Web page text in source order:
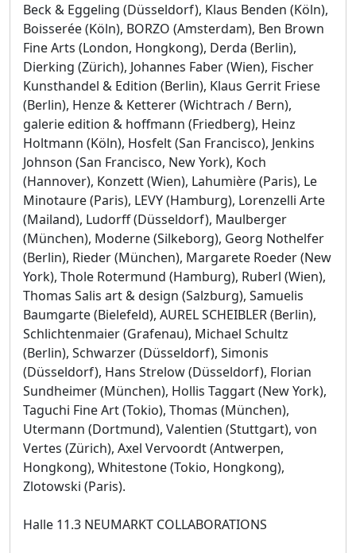
Beck & Eggeling (Düsseldorf), Klaus Benden (Köln),
Boisserée (Köln), BORZO (Amsterdam), Ben Brown
Fine Arts (London, Hongkong), Derda (Berlin),
Dierking (Zürich), Johannes Faber (Wien), Fischer
Kunsthandel & Edition (Berlin), Klaus Gerrit Friese
(Berlin), Henze & Ketterer (Wichtrach / Bern),
galerie edition & hoffmann (Friedberg), Heinz
Holtmann (Köln), Hosfelt (San Francisco), Jenkins
Johnson (San Francisco, New York), Koch
(Hannover), Konzett (Wien), Lahumière (Paris), Le
Minotaure (Paris), LEVY (Hamburg), Lorenzelli Arte
(Mailand), Ludorff (Düsseldorf), Maulberger
(München), Moderne (Silkeborg), Georg Nothelfer
(Berlin), Rieder (München), Margarete Roeder (New
York), Thole Rotermund (Hamburg), Ruberl (Wien),
Thomas Salis art & design (Salzburg), Samuelis
Baumgarte (Bielefeld), AUREL SCHEIBLER (Berlin),
Schlichtenmaier (Grafenau), Michael Schultz
(Berlin), Schwarzer (Düsseldorf), Simonis
(Düsseldorf), Hans Strelow (Düsseldorf), Florian
Sundheimer (München), Hollis Taggart (New York),
Taguchi Fine Art (Tokio), Thomas (München),
Utermann (Dortmund), Valentien (Stuttgart), von
Vertes (Zürich), Axel Vervoordt (Antwerpen,
Hongkong), Whitestone (Tokio, Hongkong),
Zlotowski (Paris).
Halle 11.3 NEUMARKT COLLABORATIONS